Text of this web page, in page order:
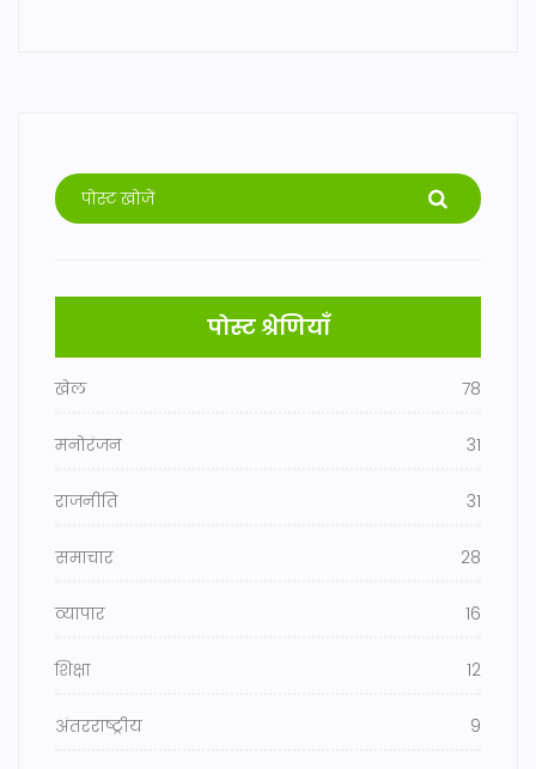
पोस्ट श्रेणियाँ
खेल 78
मनोरंजन 31
राजनीति 31
समाचार 28
व्यापार 16
शिक्षा 12
अंतरराष्ट्रीय 9